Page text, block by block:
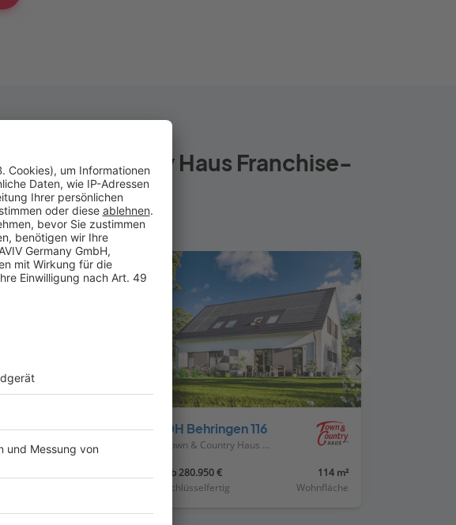
& Country Haus Franchise-
Town & Country Haus Deutschland
DH Behringen 116
Town & Country Haus Deutschland
ab 280.950 €
Schlüsselfertig
114 m²
Wohnfläche
Nächstes
Haus